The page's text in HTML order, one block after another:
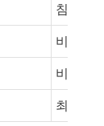
침습성
비침습적
비침습적
최소 침